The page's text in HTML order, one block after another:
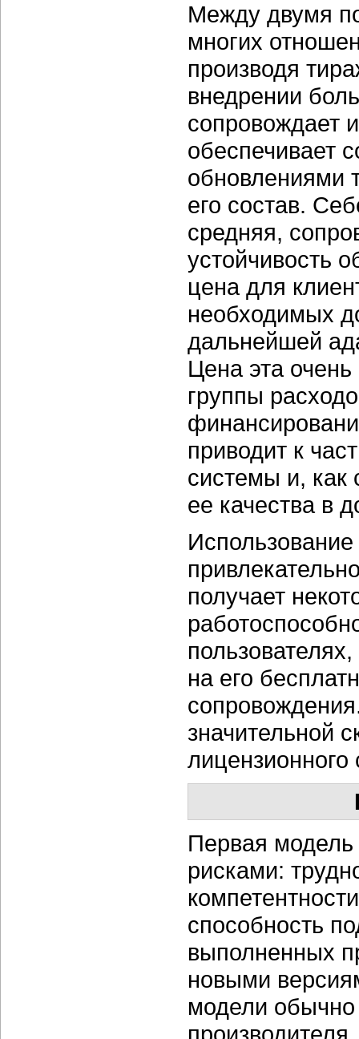
Между двумя
многих
производя
внедрении
сопровождает
обеспечивает
обновлениями
его состав.
средняя,
устойчивость
цена для
необходимых
дальнейшей
Цена эта
группы
приводит к
системы и, как
ее качества в
получает
на его
значительной
Первая
рисками:
способность
выполненных
новыми
модели